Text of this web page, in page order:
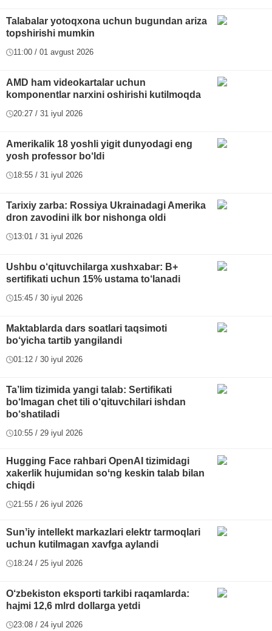
Talabalar yotoqxona uchun bugundan ariza
topshirishi mumkin
11:00 / 01 avgust 2026
AMD ham videokartalar uchun
komponentlar narxini oshirishi kutilmoqda
20:27 / 31 iyul 2026
Amerikalik 18 yoshli yigit dunyodagi eng
yosh professor bo‘ldi
18:55 / 31 iyul 2026
Tarixiy zarba: Rossiya Ukrainadagi Amerika
dron zavodini ilk bor nishonga oldi
13:01 / 31 iyul 2026
Ushbu o‘qituvchilarga xushxabar: B+
sertifikati uchun 15% ustama to‘lanadi
15:45 / 30 iyul 2026
Maktablarda dars soatlari taqsimoti
bo‘yicha tartib yangilandi
01:12 / 30 iyul 2026
Ta’lim tizimida yangi talab: Sertifikati
bo‘lmagan chet tili o‘qituvchilari ishdan
bo‘shatiladi
10:55 / 29 iyul 2026
Hugging Face rahbari OpenAI tizimidagi
xakerlik hujumidan soʻng keskin talab bilan
chiqdi
21:55 / 26 iyul 2026
Sunʼiy intellekt markazlari elektr tarmoqlari
uchun kutilmagan xavfga aylandi
18:24 / 25 iyul 2026
O‘zbekiston eksporti tarkibi raqamlarda:
hajmi 12,6 mlrd dollarga yetdi
23:08 / 24 iyul 2026